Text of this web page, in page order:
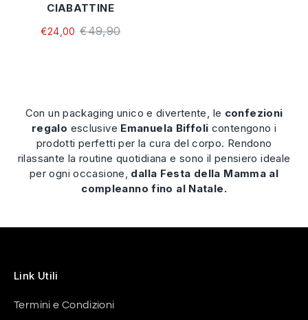
CIABATTINE
€24,00 €49,90
Con un packaging unico e divertente, le confezioni
regalo esclusive Emanuela Biffoli contengono i
prodotti perfetti per la cura del corpo. Rendono
rilassante la routine quotidiana e sono il pensiero ideale
per ogni occasione, dalla Festa della Mamma al
compleanno fino al Natale.
Link Utili
Termini e Condizioni